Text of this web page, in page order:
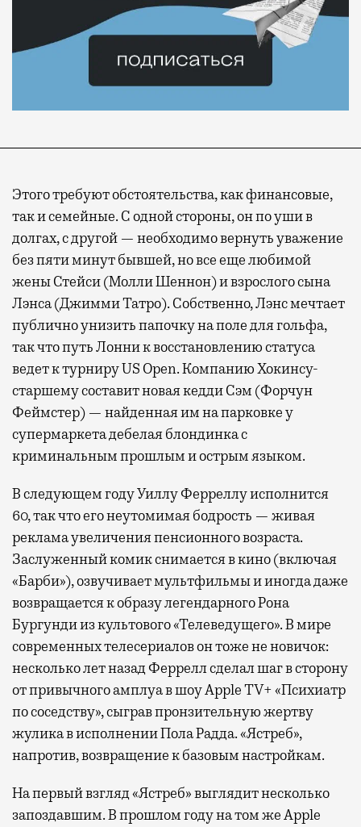
Этого требуют обстоятельства, как финансовые,
так и семейные. С одной стороны, он по уши в
долгах, с другой — необходимо вернуть уважение
без пяти минут бывшей, но все еще любимой
жены Стейси (Молли Шеннон) и взрослого сына
Лэнса (Джимми Татро). Собственно, Лэнс мечтает
публично унизить папочку на поле для гольфа,
так что путь Лонни к восстановлению статуса
ведет к турниру US Open. Компанию Хокинсу-
старшему составит новая кедди Сэм (Форчун
Феймстер) — найденная им на парковке у
супермаркета дебелая блондинка с
криминальным прошлым и острым языком.
В следующем году Уиллу Ферреллу исполнится
60, так что его неутомимая бодрость — живая
реклама увеличения пенсионного возраста.
Заслуженный комик снимается в кино (включая
«Барби»), озвучивает мультфильмы и иногда даже
возвращается к образу легендарного Рона
Бургунди из культового «Телеведущего». В мире
современных телесериалов он тоже не новичок:
несколько лет назад Феррелл сделал шаг в сторону
от привычного амплуа в шоу Apple TV+ «Психиатр
по соседству», сыграв пронзительную жертву
жулика в исполнении Пола Радда. «Ястреб»,
напротив, возвращение к базовым настройкам.
На первый взгляд «Ястреб» выглядит несколько
запоздавшим. В прошлом году на том же Apple